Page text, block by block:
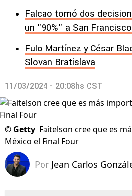
Falcao tomó dos
un "90%" a San Francisco
Fulo Martínez y César
Slovan Bratislava
11/03/2024 - 20:08hs CST
© Getty Faitelson cree que es
México el Final Four
Por Jean Carlos